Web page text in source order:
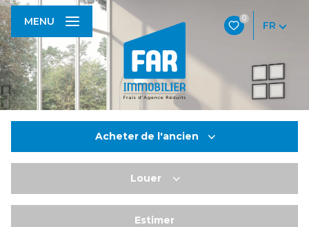
0
FR
MENU
Acheter de l'ancien
De l'immo pro
Louer
Estimer